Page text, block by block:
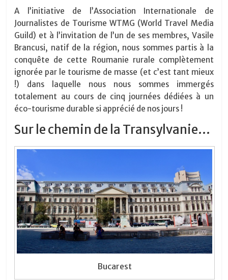
A l’initiative de l’Association Internationale de
Journalistes de Tourisme WTMG (World Travel Media
Guild) et à l’invitation de l’un de ses membres, Vasile
Brancusi, natif de la région, nous sommes partis à la
conquête de cette Roumanie rurale complètement
ignorée par le tourisme de masse (et c’est tant mieux
!) dans laquelle nous nous sommes immergés
totalement au cours de cinq journées dédiées à un
éco-tourisme durable si apprécié de nos jours !
Sur le chemin de la Transylvanie…
Bucarest